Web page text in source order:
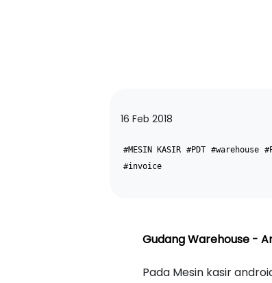
16 Feb 2018
#MESIN KASIR #PDT #warehouse
#invoice
Gudang Warehouse -
Pada Mesin kasir